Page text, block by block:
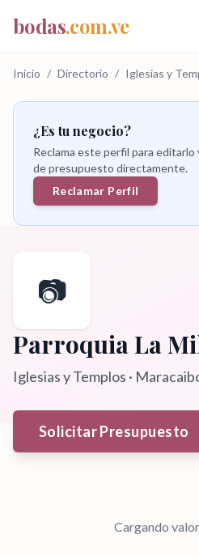
bodas.com.ve
Inicio / Directorio / Iglesias y
¿Es tu negocio?
Reclama este perfil para
de presupuesto directamente.
Reclamar Perfil
📷
Parroquia La
Iglesias y Templos ·
Solicitar Presupuesto
Cargando